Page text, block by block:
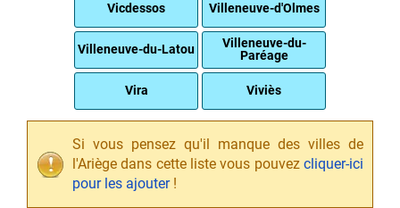
Vicdessos Villeneuve-d'Olmes
Villeneuve-du-Latou
Villeneuve-du-
Paréage
Vira Viviès
Si vous pensez qu'il manque des villes de
l'Ariège dans cette liste vous pouvez cliquer-ici
pour les ajouter!